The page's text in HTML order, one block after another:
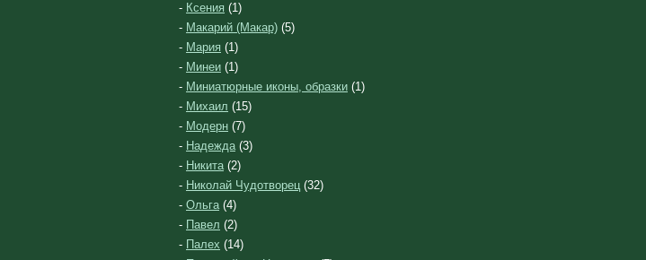
- Ксения (1)
- Макарий (Макар) (5)
- Мария (1)
- Минеи (1)
- Миниатюрные иконы, образки (1)
- Михаил (15)
- Модерн (7)
- Надежда(3)
- Никита(2)
- Николай Чудотворец (32)
- Ольга(4)
- Павел (2)
- Палех (14)